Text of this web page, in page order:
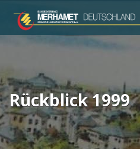
Rückblick 1999